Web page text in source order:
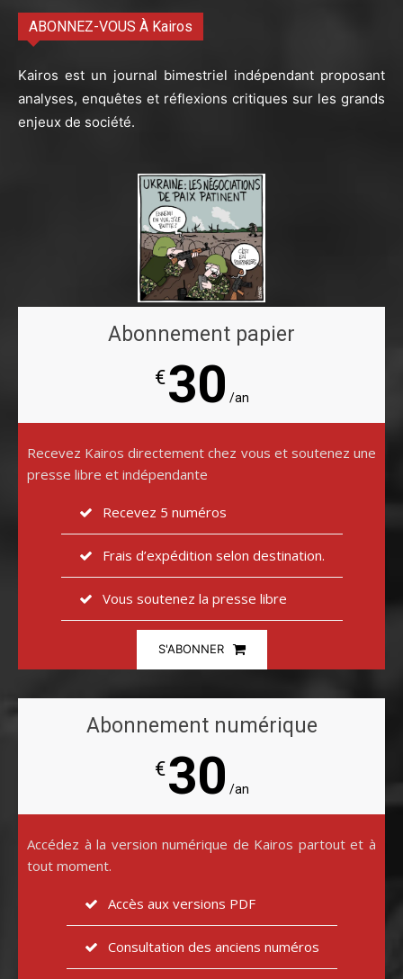
ABONNEZ-VOUS À Kairos
Kairos est un journal bimestriel indépendant proposant
analyses, enquêtes et réflexions critiques sur les grands
enjeux de société.
Abonnement papier
€30 /an
Recevez Kairos directement chez vous et soutenez une
presse libre et indépendante
Recevez 5 numéros
Frais d’expédition selon destination.
Vous soutenez la presse libre
S'ABONNER
Abonnement numérique
€30 /an
Accédez à la version numérique de Kairos partout et à
tout moment.
Accès aux versions PDF
Consultation des anciens numéros